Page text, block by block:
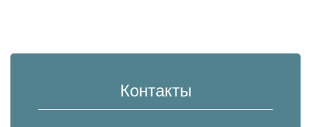
Контакты